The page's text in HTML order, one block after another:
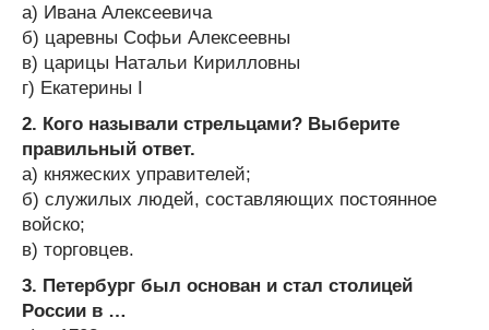
а) Ивана Алексеевича
б) царевны Софьи Алексеевны
в) царицы Натальи Кирилловны
г) Екатерины I
2. Кого называли стрельцами? Выберите
правильный ответ.
а) княжеских управителей;
б) служилых людей, составляющих постоянное
войско;
в) торговцев.
3. Петербург был основан и стал столицей
России в …